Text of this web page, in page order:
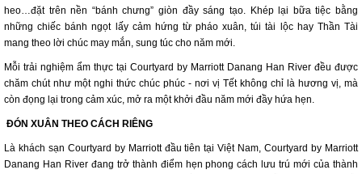
heo…đặt trên nền “bánh chưng” giòn đầy sáng tạo. Khép lại bữa tiệc bằng
những chiếc bánh ngọt lấy cảm hứng từ pháo xuân, túi tài lộc hay Thần Tài
mang theo lời chúc may mắn, sung túc cho năm mới.
Mỗi trải nghiệm ẩm thực tại Courtyard by Marriott Danang Han River đều được
chăm chút như một nghi thức chúc phúc - nơi vị Tết không chỉ là hương vị, mà
còn đọng lại trong cảm xúc, mở ra một khởi đầu năm mới đầy hứa hẹn.
ĐÓN XUÂN THEO CÁCH RIÊNG
Là khách sạn Courtyard by Marriott đầu tiên tại Việt Nam, Courtyard by Marriott
Danang Han River đang trở thành điểm hẹn phong cách lưu trú mới của thành